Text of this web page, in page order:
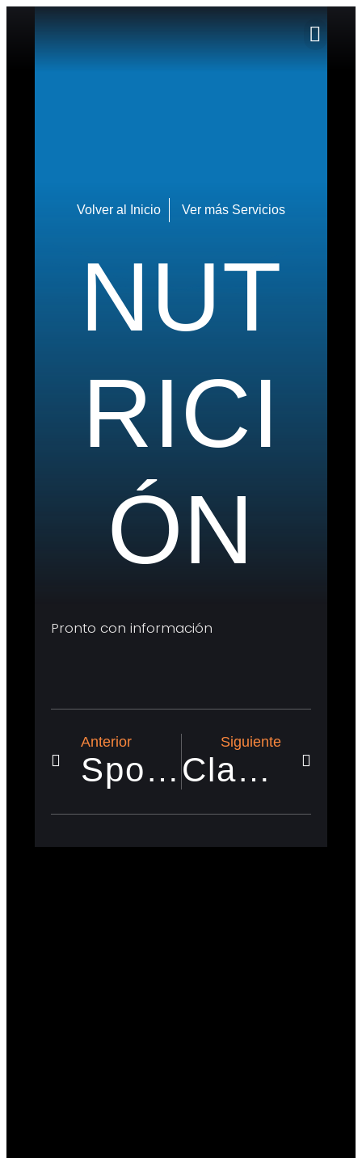
Volver al Inicio Ver más Servicios
NUT
RICI
ÓN
Pronto con información
Anterior
Sport Kids
Siguiente
Clases